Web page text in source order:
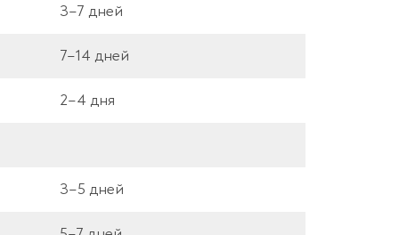
3–7 дней
7–14 дней
2–4 дня
3–5 дней